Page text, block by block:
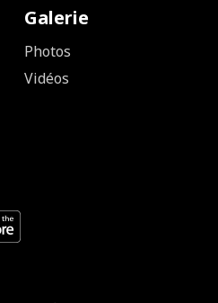
Galerie
Photos
Vidéos